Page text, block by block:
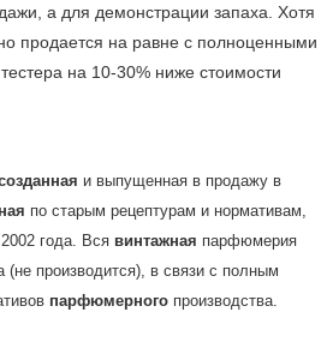
а для демонстрации запаха. Хотя
продается на равне с полноценными
на 10-30% ниже стоимости
и выпущенная в продажу в
по старым рецептурам и нормативам,
года. Вся винтажная парфюмерия
(не производится), в связи с полным
парфюмерного производства.